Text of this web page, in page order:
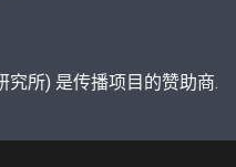
究所) 是传播项目的赞助商.